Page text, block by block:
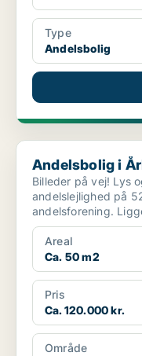
Type
Andelsbolig
Andelsbolig i Århus C
Andelsbolig i
Billeder på vej! Lys og charmerende 2 værelses
andelslejlighed på
andelsforening.
alt. Lejl...
Areal
Ca. 50 m2
Pris
Ca. 120.000 kr.
Område